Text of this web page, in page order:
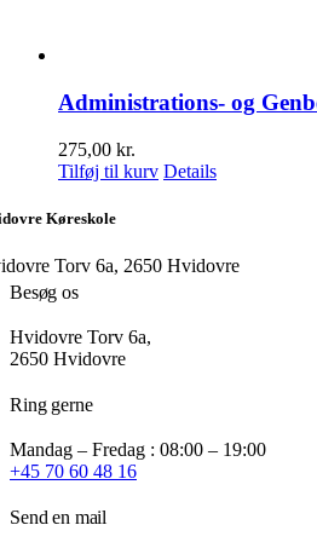
Administrations- og
275,00 kr.
Tilføj til kurv Details
Køreskole
Torv 6a, 2650 Hvidovre
Besøg os
Hvidovre Torv 6a,
2650 Hvidovre
Ring gerne
Mandag – Fredag : 08:00 – 19:00
+45 70 60 48 16
Send en mail